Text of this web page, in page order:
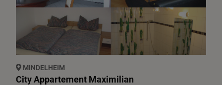
Veranstaltungen
Mindelheimer Gastgeber
Service
MINDELHEIM
City Appartement Maximilian